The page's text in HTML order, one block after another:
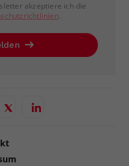
akzeptiere ich die
.